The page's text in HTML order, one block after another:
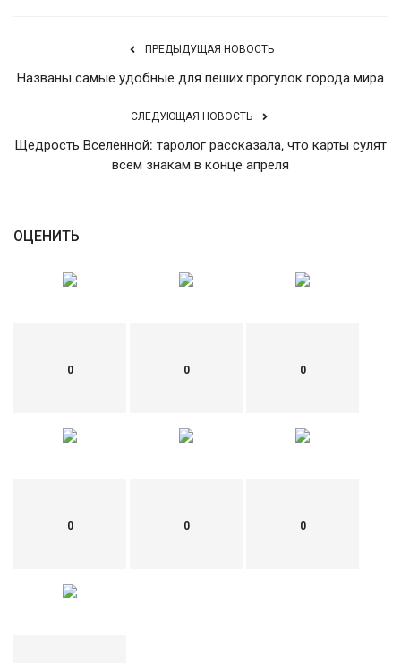
ПРЕДЫДУЩАЯ НОВОСТЬ
Названы самые удобные для пеших прогулок города мира
СЛЕДУЮЩАЯ НОВОСТЬ
Щедрость Вселенной: таролог рассказала, что карты сулят
всем знакам в конце апреля
ОЦЕНИТЬ
0 0 0
0 0 0